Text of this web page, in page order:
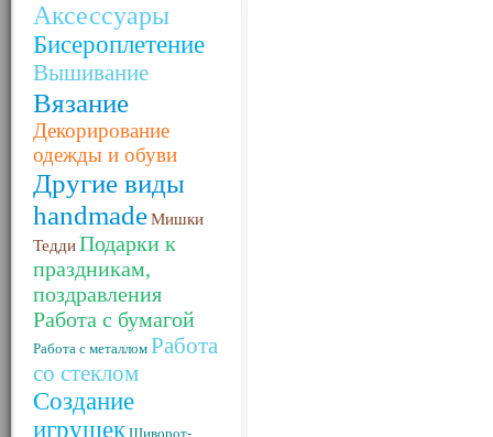
Аксессуары
Бисероплетение
Вышивание
Вязание
Декорирование
одежды и обуви
Другие виды
handmadeМишки
ТеддиПодарки к
праздникам,
поздравления
Работа с бумагой
Работа с металлом Работа
со стеклом
Создание
игрушек Шиворот-